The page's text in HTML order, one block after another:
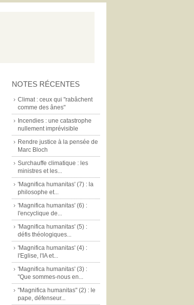
NOTES RÉCENTES
Climat : ceux qui "rabâchent
comme des ânes"
Incendies : une catastrophe
nullement imprévisible
Rendre justice à la pensée de
Marc Bloch
Surchauffe climatique : les
ministres et les...
'Magnifica humanitas' (7) : la
philosophe et...
'Magnifica humanitas' (6) :
l'encyclique de...
'Magnifica humanitas' (5) :
défis théologiques...
'Magnifica humanitas' (4) :
l'Eglise, l'IA et...
'Magnifica humanitas' (3) :
"Que sommes-nous en...
"Magnifica humanitas" (2) : le
pape, défenseur...